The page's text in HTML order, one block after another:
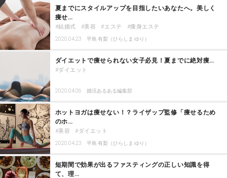
夏までにスタイルアップを目指したいあなたへ。美しく
痩せ…
結婚式 美容 エステ 痩身エステ
2020.04.23 平島 有梨（ひらしま ゆり）
ダイエットで痩せられない女子必見！夏までに絶対痩…
ダイエット
2020.04.06 婚活あるある編集部
ホットヨガは痩せない！？ライザップ監修「痩せるため
のホ…
美容 ダイエット
2020.04.23 平島 有梨（ひらしま ゆり）
短期間で効果が出るファスティングの正しい知識を得
て、理…